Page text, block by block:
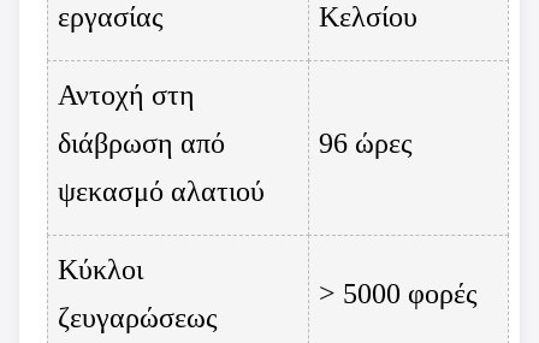
εργασίας
Κελσίου
Αντοχή στη
διάβρωση από
ψεκασμό αλατιού
96 ώρες
Κύκλοι
ζευγαρώσεως
> 5000 φορές